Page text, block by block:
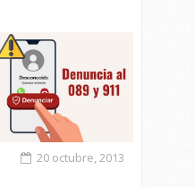
20 octubre, 2013